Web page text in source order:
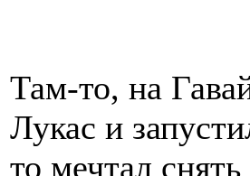
Там-то, на
Лукас и
то мечтал